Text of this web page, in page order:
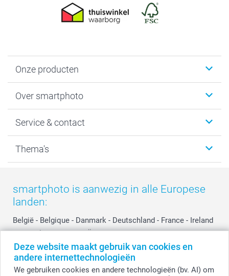
Deze website maakt gebruik van cookies en
andere internettechnologieën
We gebruiken cookies en andere technologieën (bv. AI) om
Onze producten
Fotoboeken
Fotocadeaus
Kaarten
Over smartphoto
Vacatures
Bestelproces
Privacy
Cookiebeleid
Reviews
Prijslijst
Investor Relations
Service & contact
Tevredenheidsgarantie
smartbonus
smartfriends
service@smartphoto.nl
Affiliate partnerprogramma
Partnerships
Influencer partnerprogramma
Thema's
Moederdag
Vaderdag
Huwelijk
smartphoto is aanwezig in alle Europese
landen:
België - Belgique - Danmark - Deutschland - France - Ireland
- Nederland - Norge - Österreich - Schweiz - Suisse -
Switzerland - Suomi - Sverige - United Kingdom -
Other Countries